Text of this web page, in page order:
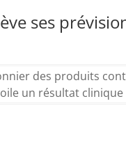
ses
des produits
un résultat clinique